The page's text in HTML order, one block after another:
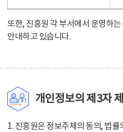
또한, 진흥원 각 부서에서 운영하
안내하고 있습니다.
개인정보의 제3자
1. 진흥원은 정보주체의 동의, 법률